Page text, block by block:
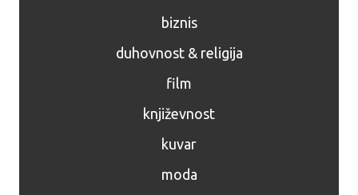
biznis
duhovnost & religija
film
književnost
kuvar
moda